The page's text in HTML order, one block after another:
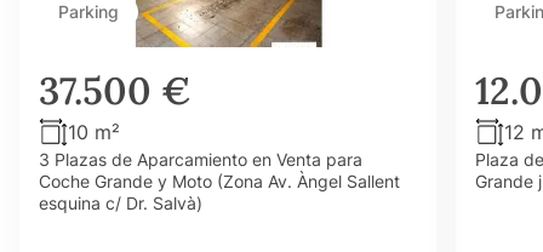
Parking
37.500 €
10 m²
3 Plazas de Aparcamiento en Venta para
Coche Grande y Moto (Zona Av. Àngel Sallent
esquina c/ Dr. Salvà)
12
Plaza
Grande